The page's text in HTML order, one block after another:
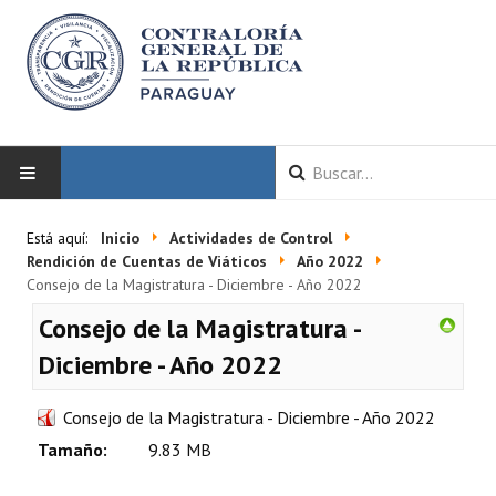
LA CGR
Autoridades
Misión y Visión
Marco Normativo
Está aquí: Inicio
Actividades de Control
Rendición de Cuentas de Viáticos
Año 2022
Consejo de la Magistratura - Diciembre - Año 2022
Consejo de la Magistratura -
Diciembre - Año 2022
Consejo de la Magistratura - Diciembre - Año 2022
Tamaño:
9.83 MB